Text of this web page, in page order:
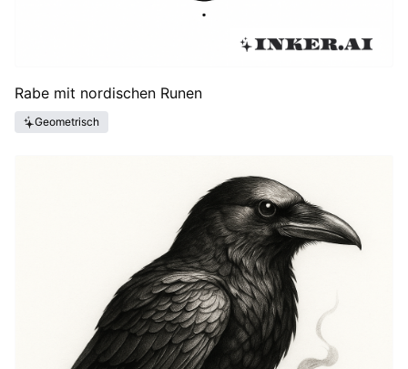
Rabe mit nordischen Runen
Geometrisch